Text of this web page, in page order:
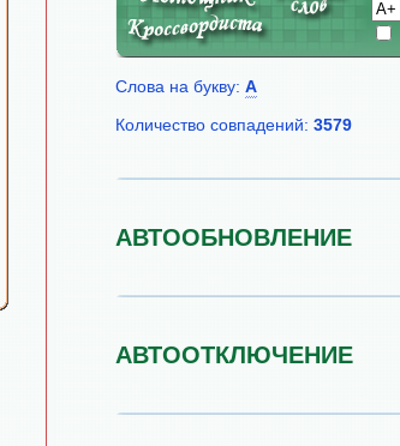
Слова на букву: А
Количество совпадений: 3579
АВТООБНОВЛЕНИЕ
АВТООТКЛЮЧЕНИЕ